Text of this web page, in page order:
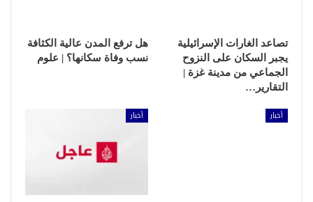
تصاعد الغارات الإسرائيلية
يجبر السكان على النزوح
الجماعي من مدينة غزة |
التقارير…
هل ترفع المدن عالية الكثافة
نسب وفاة سكانها؟ | علوم
أخبار أخبار